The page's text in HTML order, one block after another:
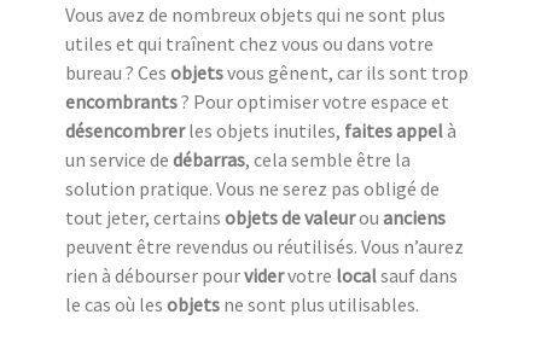
Vous avez de nombreux objets qui ne sont plus
utiles et qui traînent chez vous ou dans votre
bureau ? Ces objetsvous gênent, car ils sont trop
encombrants? Pour optimiser votre espace et
désencombrerles objets inutiles, faites appelà
un service de débarras, cela semble être la
solution pratique. Vous ne serez pas obligé de
tout jeter, certains objets de valeurou anciens
peuvent être revendus ou réutilisés. Vous n’aurez
rien à débourser pourvidervotre localsauf dans
le cas où les objets ne sont plus utilisables.